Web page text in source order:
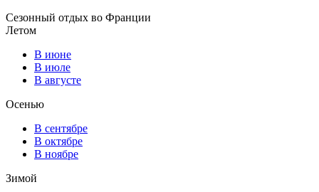
Сезонный отдых во Франции
Летом
В июне
В июле
В августе
Осенью
В сентябре
В октябре
В ноябре
Зимой